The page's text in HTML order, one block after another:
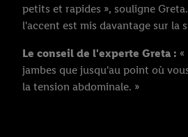
petits et rapides », souligne
l'accent est mis davantage sur la
Le conseil de l'experte Greta :
jambes que jusqu'au point où
la tension abdominale. »